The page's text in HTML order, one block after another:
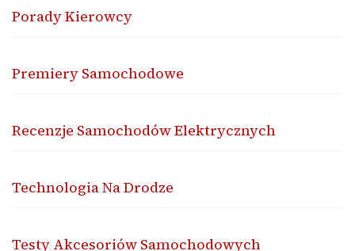
Porady Kierowcy
Premiery Samochodowe
Recenzje Samochodów Elektrycznych
Technologia Na Drodze
Testy Akcesoriów Samochodowych